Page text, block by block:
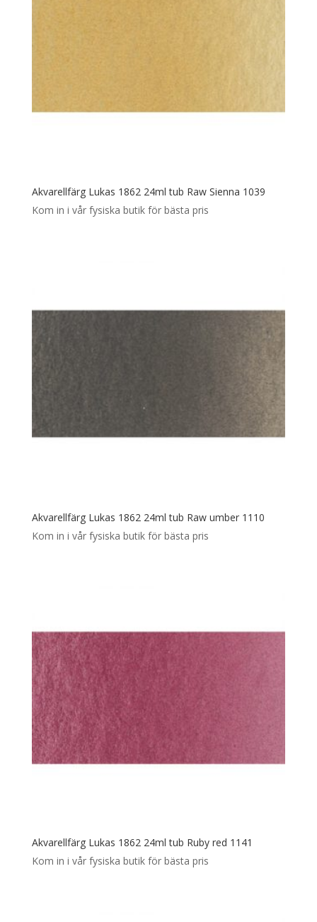
Akvarellfärg Lukas 1862 24ml tub Raw Sienna 1039
Kom in i vår fysiska butik för bästa pris
Akvarellfärg Lukas 1862 24ml tub Raw umber 1110
Kom in i vår fysiska butik för bästa pris
Akvarellfärg Lukas 1862 24ml tub Ruby red 1141
Kom in i vår fysiska butik för bästa pris